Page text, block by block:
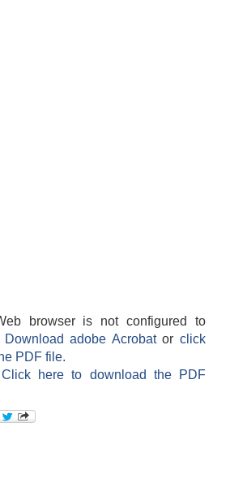
browser is not configured to
Download adobe Acrobatorclick
PDF file.
Click here to download the PDF